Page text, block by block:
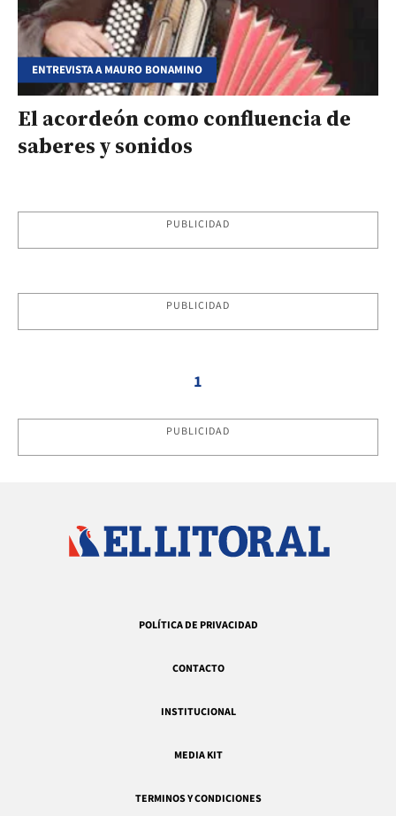
ENTREVISTA A MAURO BONAMINO
El acordeón como confluencia de
saberes y sonidos
PUBLICIDAD
PUBLICIDAD
1
PUBLICIDAD
POLÍTICA DE PRIVACIDAD
CONTACTO
INSTITUCIONAL
MEDIA KIT
TERMINOS Y CONDICIONES